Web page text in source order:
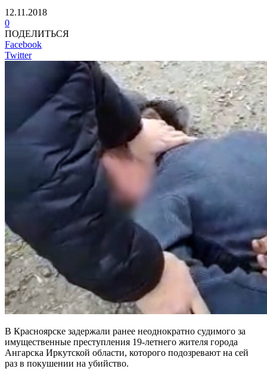
12.11.2018
0
ПОДЕЛИТЬСЯ
Facebook
Twitter
В Красноярске задержали ранее неоднократно судимого за
имущественные преступления 19-летнего жителя города
Ангарска Иркутской области, которого подозревают на сей
раз в покушении на убийство.